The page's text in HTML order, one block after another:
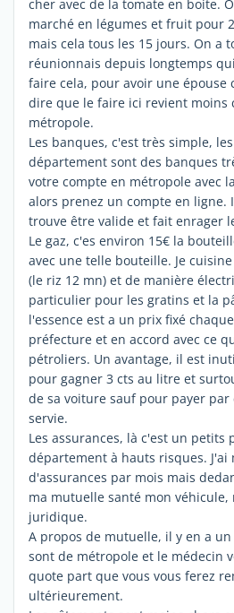
cher avec de la tomate en boite.
marché en légumes et fruit pour
mais cela tous les 15 jours. On a
réunionnais depuis longtemps
faire cela, pour avoir une épouse
dire que le faire ici revient moins
métropole.
Les banques, c'est très simple,
département sont des banques
votre compte en métropole avec
alors prenez un compte en ligne.
trouve être valide et fait enrager
Le gaz, c'es environ 15€ la
avec une telle bouteille. Je
(le riz 12 mn) et de manière
particulier pour les gratins et la
l'essence est a un prix fixé
préfecture et en accord avec ce
pétroliers. Un avantage, il est
pour gagner 3 cts au litre et
de sa voiture sauf pour payer par
servie.
Les assurances, là c'est un petits
département à hauts risques. J'ai
d'assurances par mois mais
ma mutuelle santé mon véhicule,
juridique.
A propos de mutuelle, il y en a
sont de métropole et le médecin
quote part que vous vous ferez
ultérieurement.